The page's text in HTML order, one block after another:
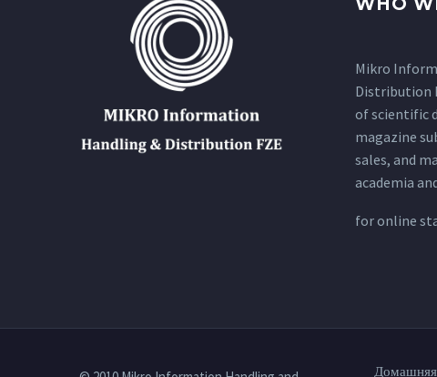
Mikro
Distribution
of scientific
magazine
sales, and
academia
foronline
Домашняя